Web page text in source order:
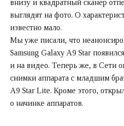
внизу и квадратный сканер
выглядят на фото. О
известно мало.
Мы уже писали, что
Samsung Galaxy A9 Star
и на видео. Теперь же, в Сети
снимки аппарата с младшим
A9 Star Lite. Кроме этого,
о начинке аппаратов.